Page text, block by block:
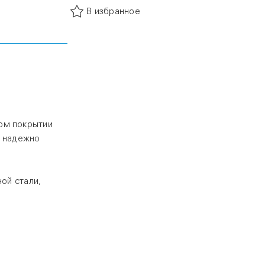
от
покрытии
надежно
стали,
В избранное